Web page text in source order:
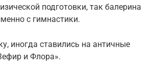
подготовки, так балерина
с гимнастики.
иногда ставились на античные
и Флора».